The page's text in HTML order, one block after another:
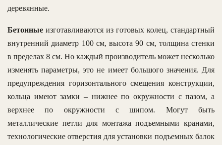
деревянные.
Бетонные изготавливаются из готовых колец, стандартный
внутренний диаметр 100 см, высота 90 см, толщина стенки
в пределах 8 см. Но каждый производитель может несколько
изменять параметры, это не имеет большого значения. Для
предупреждения горизонтального смещения конструкции,
кольца имеют замки – нижнее по окружности с пазом, а
верхнее по окружности с шипом. Могут быть
металлические петли для монтажа подъемными кранами,
технологические отверстия для установки подъемных балок